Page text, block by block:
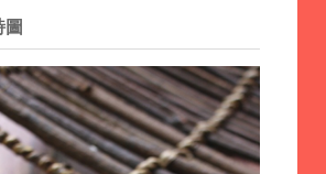
圖